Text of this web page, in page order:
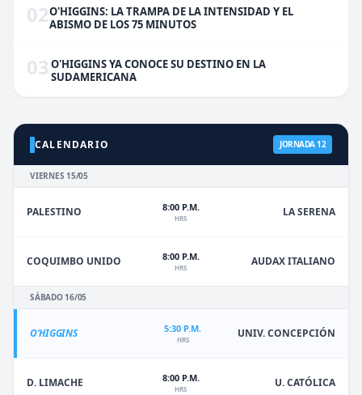
02O'HIGGINS: LA TRAMPA DE LA INTENSIDAD Y EL
ABISMO DE LOS 75 MINUTOS
03 O'HIGGINS YA CONOCE SU DESTINO EN LA
SUDAMERICANA
CALENDARIO JORNADA 12
VIERNES 15/05
PALESTINO 8:00 P.M.
HRS LA SERENA
COQUIMBO UNIDO 8:00 P.M.
HRS AUDAX ITALIANO
SÁBADO 16/05
O'HIGGINS 5:30 P.M.
HRS UNIV. CONCEPCIÓN
D. LIMACHE 8:00 P.M.
HRS U. CATÓLICA